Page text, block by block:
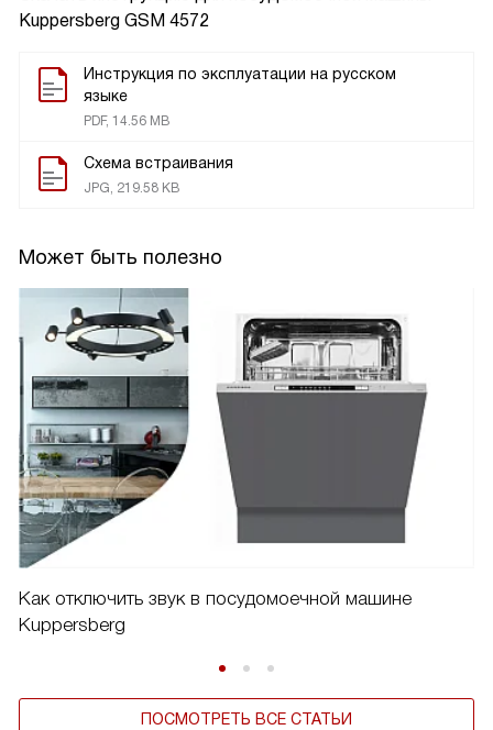
Kuppersberg GSM 4572
Инструкция по эксплуатации на русском
языке
PDF, 14.56 MB
Схема встраивания
JPG, 219.58 KB
Может быть полезно
Как отключить звук в посудомоечной машине
Kuppersberg
ПОСМОТРЕТЬ ВСЕ СТАТЬИ